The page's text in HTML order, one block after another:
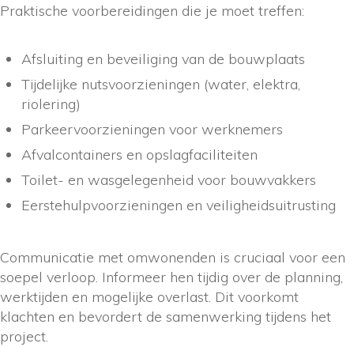
Praktische voorbereidingen die je moet treffen:
Afsluiting en beveiliging van de bouwplaats
Tijdelijke nutsvoorzieningen (water, elektra,
riolering)
Parkeervoorzieningen voor werknemers
Afvalcontainers en opslagfaciliteiten
Toilet- en wasgelegenheid voor bouwvakkers
Eerstehulpvoorzieningen en veiligheidsuitrusting
Communicatie met omwonenden is cruciaal voor een
soepel verloop. Informeer hen tijdig over de planning,
werktijden en mogelijke overlast. Dit voorkomt
klachten en bevordert de samenwerking tijdens het
project.